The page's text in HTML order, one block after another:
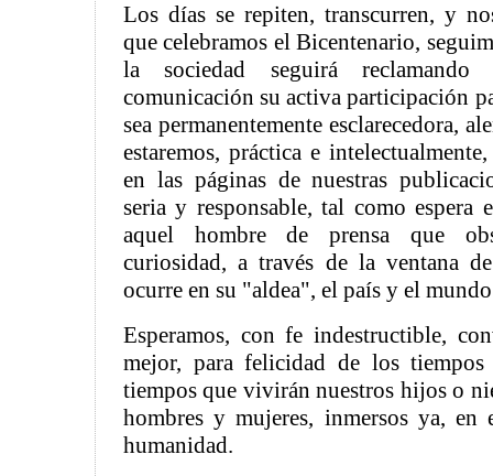
Los días se repiten, transcurren, y
que celebramos el Bicentenario,
la sociedad seguirá
comunicación su activa participación
sea permanentemente esclarecedora,
estaremos, práctica e
en las páginas de nuestras
seria y responsable, tal como espera
aquel hombre de prensa que
curiosidad, a través de la ventana
ocurre en su "aldea", el país y el
Esperamos, con fe indestructible,
mejor, para felicidad de los tiempos
tiempos que vivirán nuestros hijos o
hombres y mujeres, inmersos ya,
humanidad.